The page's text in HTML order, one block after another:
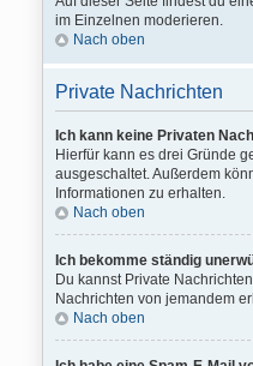
im Einzelnen moderieren.
Nach oben
Private Nachrichten
Ich kann keine Privaten
Hierfür kann es drei Gründe
ausgeschaltet. Außerdem
Informationen zu erhalten.
Nach oben
Ich bekomme ständig
Du kannst Private
Nachrichten von jemandem
Nach oben